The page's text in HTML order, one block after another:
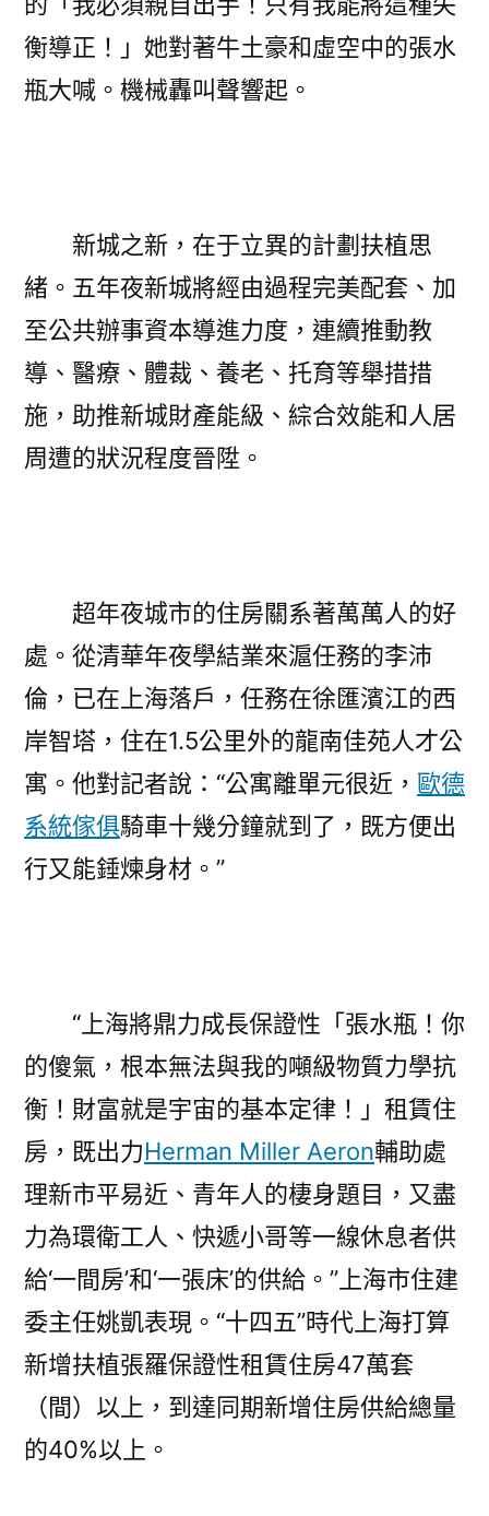
衡導正！」她對著牛土豪和虛空中的張水
瓶大喊。機械轟叫聲響起。
新城之新，在于立異的計劃扶植思
緒。五年夜新城將經由過程完美配套、加
至公共辦事資本導進力度，連續推動教
導、醫療、體裁、養老、托育等舉措措
施，助推新城財產能級、綜合效能和人居
周遭的狀況程度晉陞。
超年夜城市的住房關系著萬萬人的好
處。從清華年夜學結業來滬任務的李沛
倫，已在上海落戶，任務在徐匯濱江的西
岸智塔，住在1.5公里外的龍南佳苑人才公
寓。他對記者說：“公寓離單元很近， 歐德
系統傢俱騎車十幾分鐘就到了，既方便出
行又能錘煉身材。”
“上海將鼎力成長保證性「張水瓶！你
的傻氣，根本無法與我的噸級物質力學抗
衡！財富就是宇宙的基本定律！」租賃住
房，既出力Herman Miller Aeron輔助處
理新市平易近、青年人的棲身題目，又盡
力為環衛工人、快遞小哥等一線休息者供
給‘一間房’和‘一張床’的供給。”上海市住建
委主任姚凱表現。“十四五”時代上海打算
新增扶植張羅保證性租賃住房47萬套
（間）以上，到達同期新增住房供給總量
的40%以上。